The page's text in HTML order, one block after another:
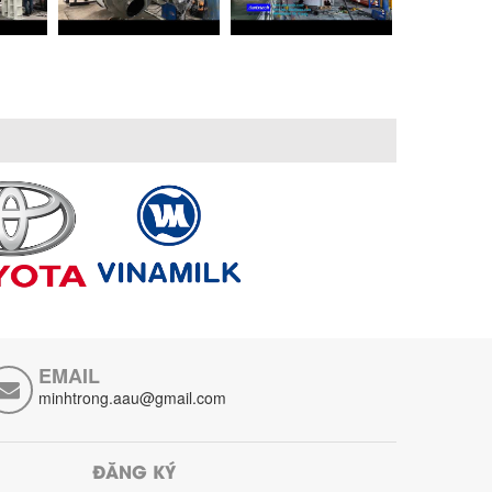
EMAIL
minhtrong.aau@gmail.com
ĐĂNG KÝ